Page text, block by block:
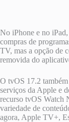
No iPhone e no
compras de
TV‌, mas a opção de
removida do
O tvOS 17.2
serviços da Apple e
recurso tvOS Watch
variedade de
agora, Apple TV+,